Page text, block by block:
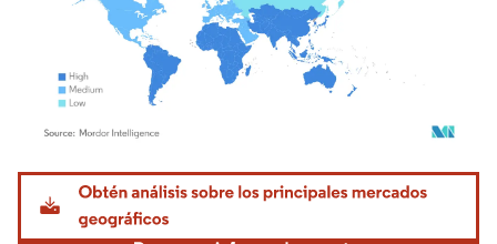
Imagen © Mordor Intelligence. El uso requiere atribución según CC BY 4.0.